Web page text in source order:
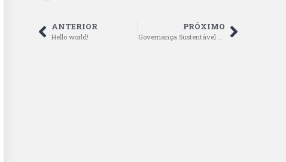
ANTERIOR
Hello world!
PRÓXIMO
Governança Sustentável como Estratégia de Futuro